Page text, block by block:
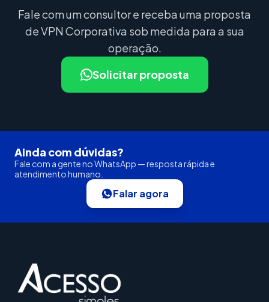
Fale com um consultor e receba uma proposta
de VPN Corporativa sob medida para a sua
operação.
Solicitar proposta
Ainda com dúvidas?
Fale com a gente no WhatsApp — resposta rápida e
atendimento humano.
Falar agora